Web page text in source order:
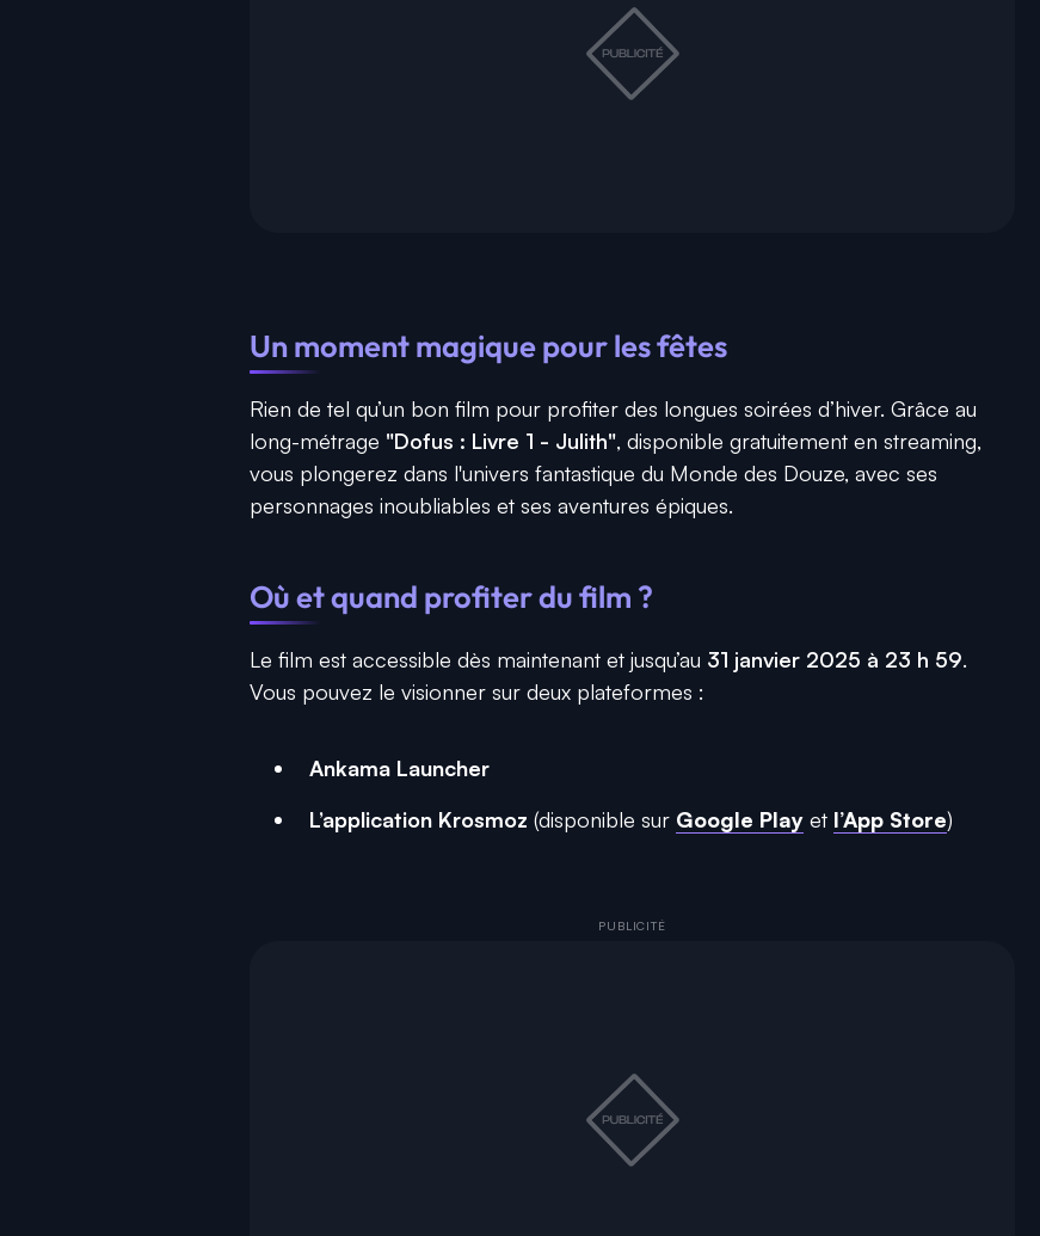
Un moment magique pour les fêtes
Rien de tel qu’un bon film pour profiter des longues soirées d’hiver. Grâce au
long-métrage "Dofus : Livre 1 - Julith", disponible gratuitement en streaming,
vous plongerez dans l'univers fantastique du Monde des Douze, avec ses
personnages inoubliables et ses aventures épiques.
Où et quand profiter du film ?
Le film est accessible dès maintenant et jusqu’au 31 janvier 2025 à 23 h 59.
Vous pouvez le visionner sur deux plateformes :
Ankama Launcher
L’application Krosmoz (disponible sur Google Play et l’App Store)